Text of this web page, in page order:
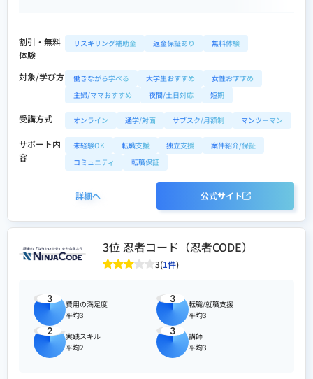
割引・無料
体験
リスキリング補助金 返金保証あり 無料体験
対象/学び方 働きながら学べる 大学生おすすめ
女性おすすめ
主婦/ママおすすめ
夜間/土日対応 短期
受講方式 オンライン 通学/対面 サブスク/月額制 マンツーマン
サポート内
容
未経験OK 転職支援 独立支援
案件紹介/保証
コミュニティ
転職保証
詳細へ 公式サイト
3位 忍者コード（忍者CODE）
3(1件)
3
費用の満足度
平均3
3
転職/就職支援
平均3
2
実践スキル
平均2
3
講師
平均3